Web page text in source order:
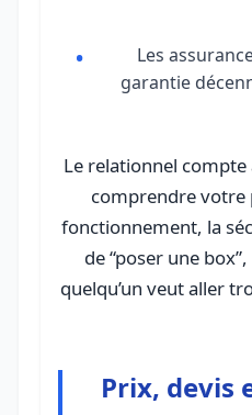
Les
garantie
Le relationnel
comprendre votre
fonctionnement, la
de “poser une
quelqu’un veut aller
Prix, devis